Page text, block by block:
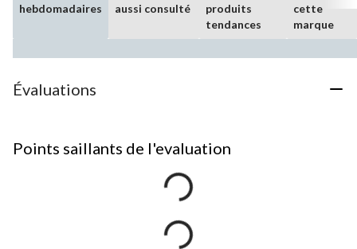
hebdomadaires aussi consulté
produits
tendances
cette
marque
Évaluations
Points saillants de l'evaluation